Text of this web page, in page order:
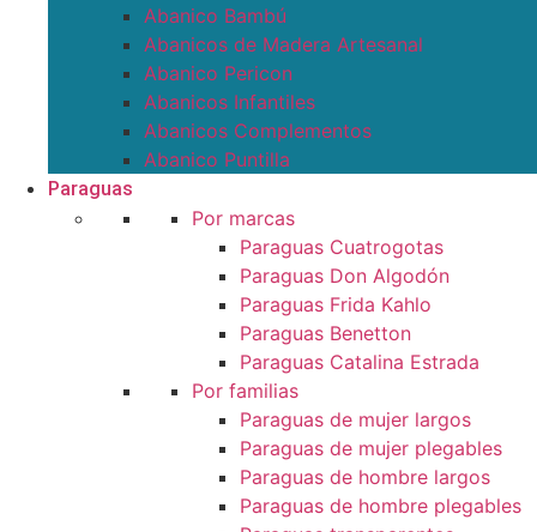
Abanico Bambú
Abanicos de Madera Artesanal
Abanico Pericon
Abanicos Infantiles
Abanicos Complementos
Abanico Puntilla
Paraguas
Por marcas
Paraguas Cuatrogotas
Paraguas Don Algodón
Paraguas Frida Kahlo
Paraguas Benetton
Paraguas Catalina Estrada
Por familias
Paraguas de mujer largos
Paraguas de mujer plegables
Paraguas de hombre largos
Paraguas de hombre plegables